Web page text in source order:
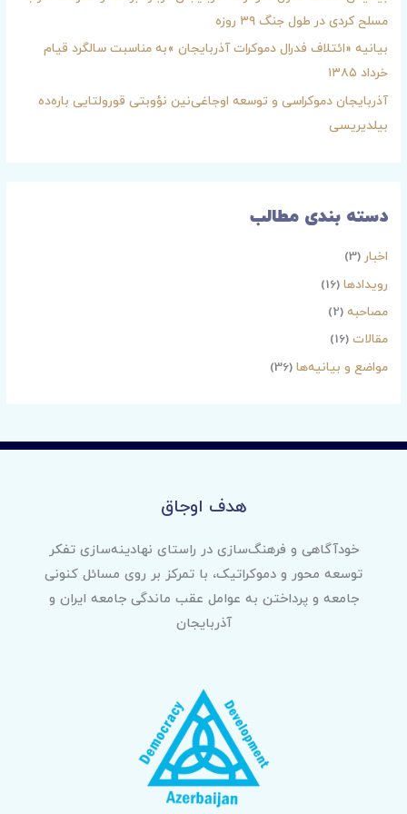
ر
ی
:
مسلح کردی در طول جنگ ۳۹ روزه
بیانیه «ائتلاف فدرال دموکرات آذربایجان »به مناسبت سالگرد قیام
خرداد ۱۳۸۵
آذربایجان دموکراسی و توسعه اوجاغی‌نین نؤوبتی قورولتایی باره‌ده
بیلدیریسی
دسته بندی مطالب
اخبار (3)
رویدادها (16)
مصاحبه (2)
مقالات (16)
مواضع و بیانیه‌ها (36)
هدف اوجاق
خودآگاهی و فرهنگ‌سازی در راستای نهادینه‌سازی تفکر
توسعه محور و دموکراتیک، با تمرکز بر روی مسائل کنونی
جامعه و پرداختن به عوامل عقب ماندگی جامعه ایران و
آذربایجان